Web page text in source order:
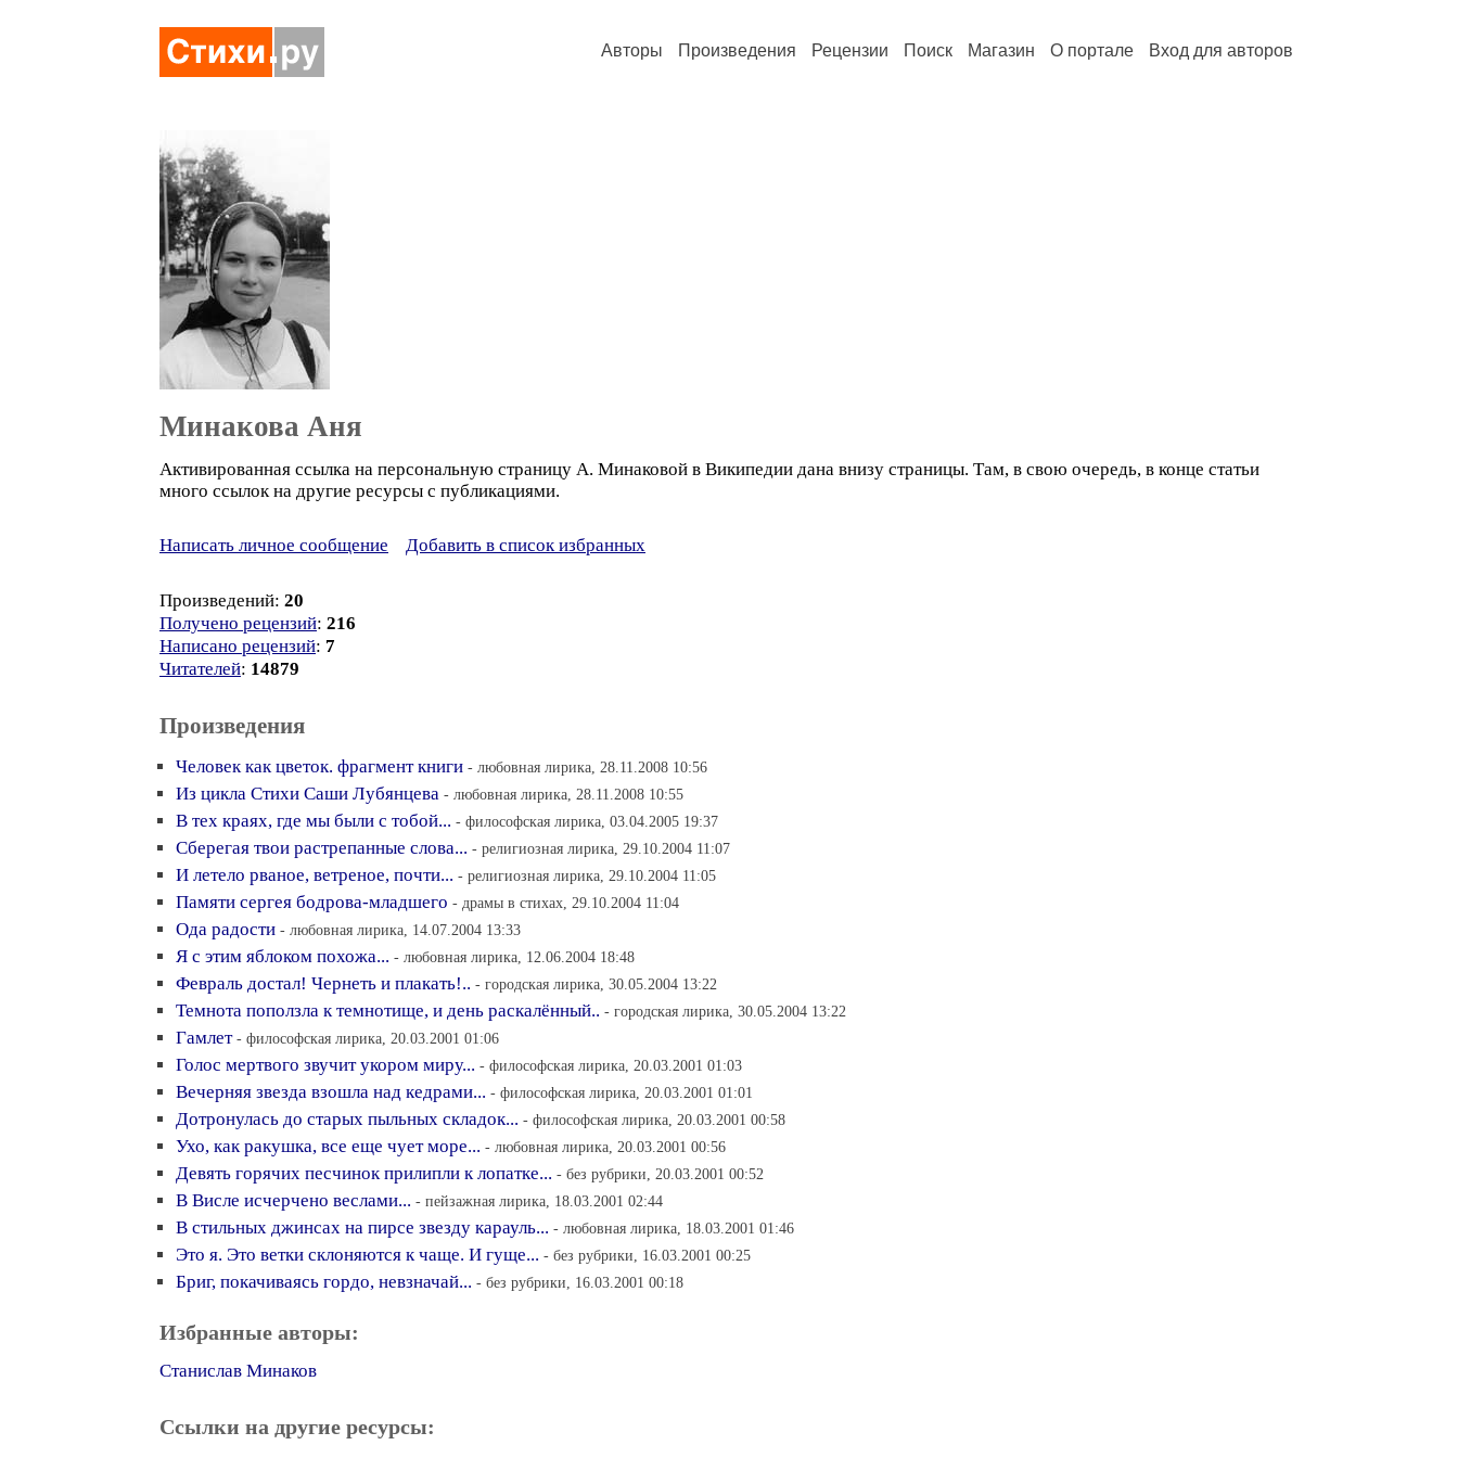
Авторы Произведения Рецензии Поиск Магазин О портале Вход для авторов
Минакова Аня
Активированная ссылка на персональную страницу А. Минаковой в Википедии дана внизу страницы. Там, в свою очередь, в конце статьи
много ссылок на другие ресурсы с публикациями.
Написать личное сообщение Добавить в список избранных
Произведений: 20
Получено рецензий: 216
Написано рецензий: 7
Читателей: 14879
Произведения
Человек как цветок. фрагмент книги - любовная лирика, 28.11.2008 10:56
Из цикла Стихи Саши Лубянцева - любовная лирика, 28.11.2008 10:55
В тех краях, где мы были с тобой... - философская лирика, 03.04.2005 19:37
Сберегая твои растрепанные слова... - религиозная лирика, 29.10.2004 11:07
И летело рваное, ветреное, почти... - религиозная лирика, 29.10.2004 11:05
Памяти сергея бодрова-младшего - драмы в стихах, 29.10.2004 11:04
Ода радости - любовная лирика, 14.07.2004 13:33
Я с этим яблоком похожа... - любовная лирика, 12.06.2004 18:48
Февраль достал! Чернеть и плакать!.. - городская лирика, 30.05.2004 13:22
Темнота поползла к темнотище, и день раскалённый.. - городская лирика, 30.05.2004 13:22
Гамлет - философская лирика, 20.03.2001 01:06
Голос мертвого звучит укором миру... - философская лирика, 20.03.2001 01:03
Вечерняя звезда взошла над кедрами... - философская лирика, 20.03.2001 01:01
Дотронулась до старых пыльных складок... - философская лирика, 20.03.2001 00:58
Ухо, как ракушка, все еще чует море... - любовная лирика, 20.03.2001 00:56
Девять горячих песчинок прилипли к лопатке... - без рубрики, 20.03.2001 00:52
В Висле исчерчено веслами... - пейзажная лирика, 18.03.2001 02:44
В стильных джинсах на пирсе звезду карауль... - любовная лирика, 18.03.2001 01:46
Это я. Это ветки склоняются к чаще. И гуще... - без рубрики, 16.03.2001 00:25
Бриг, покачиваясь гордо, невзначай... - без рубрики, 16.03.2001 00:18
Избранные авторы:
Станислав Минаков
Ссылки на другие ресурсы: